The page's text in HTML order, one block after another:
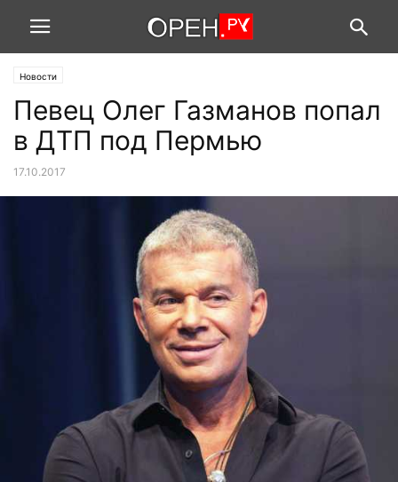
Новости
Певец Олег Газманов попал
в ДТП под Пермью
17.10.2017